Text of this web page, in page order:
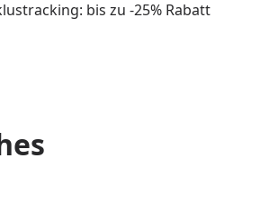
bis zu -25% Rabatt